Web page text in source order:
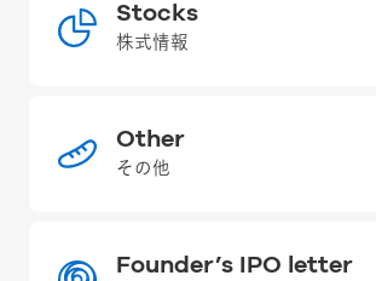
Stocks
株式情報
Other
その他
Founder’s IPO letter